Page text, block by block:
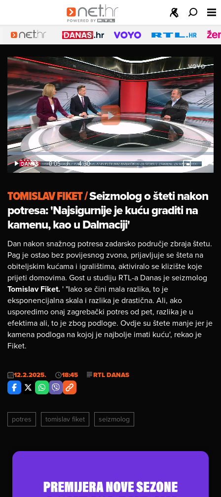
Play
Video
Play UnmuteCurrent
0:05 / Duration
4:30
Loaded:
7.48%
Picture-
in-
TOMISLAV FIKET/Seizmolog o šteti nakon
potresa: 'Najsigurnije je kuću graditi na
kamenu, kao u Dalmaciji'
Dan nakon snažnog potresa zadarsko područje zbraja štetu.
Pag je ostao bez povijesnog zvona, prijavljuje se šteta na
obiteljskim kućama i igralištima, aktiviralo se klizište koje
prijeti domovima. Gost u studiju RTL-a Danas je seizmolog
Tomislav Fiket. ' "Iako se čini mala razlika, to je
eksponencijalna skala i razlika je drastična. Ali, ako
usporedimo onaj zagrebački potres od pet, razlika je u
efektima ali, to je zbog podloge. Ovdje su štete manje jer je
kamena podloga na kojoj je najbolje imati kuću', rekao je
Fiket.
12.2.2025. 18:45 RTL DANAS
potres tomislav fiket seizmolog